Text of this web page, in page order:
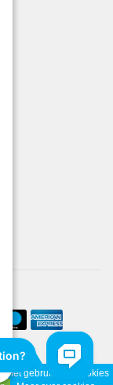
het gebruik van cookies